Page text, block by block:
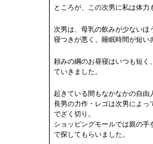
ところが、この次男に私は体
次男は、母乳の飲みが少ないほ
寝つきが悪く、睡眠時間が短い
頼みの綱のお昼寝はいつも短
ていきました。
起きている間もなかなかの自由
長男の力作・レゴは次男によっ
でざく切り。
ショッピングモールでは親の
で探してもらいました。